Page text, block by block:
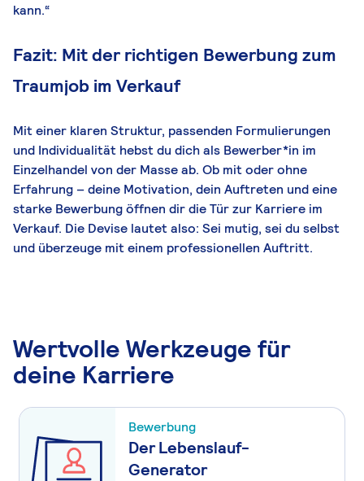
kann.“
Fazit: Mit der richtigen Bewerbung zum
Traumjob im Verkauf
Mit einer klaren Struktur, passenden Formulierungen
und Individualität hebst du dich als Bewerber*in im
Einzelhandel von der Masse ab. Ob mit oder ohne
Erfahrung – deine Motivation, dein Auftreten und eine
starke Bewerbung öffnen dir die Tür zur Karriere im
Verkauf. Die Devise lautet also: Sei mutig, sei du selbst
und überzeuge mit einem professionellen Auftritt.
Wertvolle Werkzeuge für
deine Karriere
Bewerbung
Der Lebenslauf-
Generator